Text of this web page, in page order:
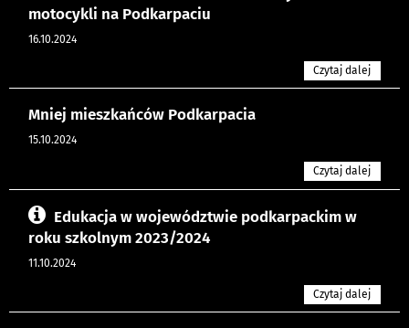
motocykli na Podkarpaciu
16.10.2024
Czytaj dalej
Mniej mieszkańców Podkarpacia
15.10.2024
Czytaj dalej
Edukacja w województwie podkarpackim w
roku szkolnym 2023/2024
11.10.2024
Czytaj dalej